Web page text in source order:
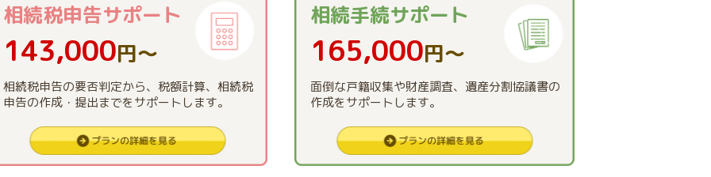
相続税申告サポート
143,000円〜
相続税申告の要否判定から、税額計算、相続税
申告の作成・提出までをサポートします。
相続手続サポート
165,000円〜
面倒な戸籍収集や財産調査、遺産分割協議書の
作成をサポートします。